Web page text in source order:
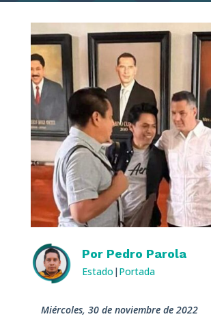
Por Pedro Parola
Estado | Portada
miércoles, 30 de noviembre de 2022